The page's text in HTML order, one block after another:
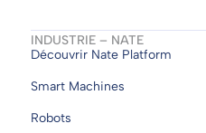
INDUSTRIE – NATE
Découvrir Nate Platform
Smart Machines
Robots